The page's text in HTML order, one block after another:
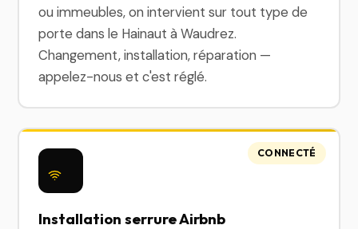
ou immeubles, on intervient sur tout type de
porte dans le Hainaut à Waudrez.
Changement, installation, réparation —
appelez-nous et c'est réglé.
Installation serrure Airbnb
CONNECTÉ